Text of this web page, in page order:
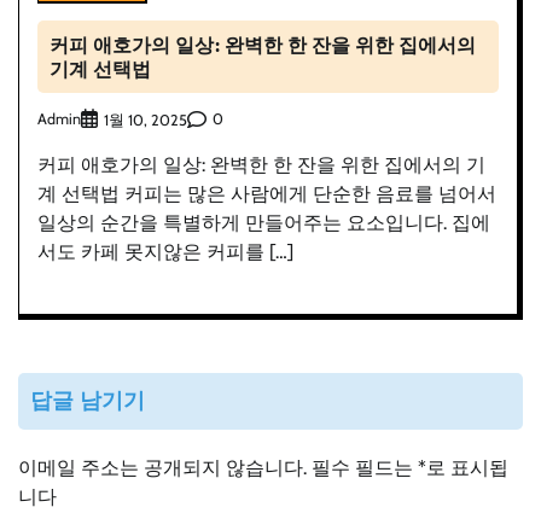
커피 애호가의 일상: 완벽한 한 잔을 위한 집에서의
기계 선택법
Admin 1월 10, 2025 0
커피 애호가의 일상: 완벽한 한 잔을 위한 집에서의 기
계 선택법 커피는 많은 사람에게 단순한 음료를 넘어서
일상의 순간을 특별하게 만들어주는 요소입니다. 집에
서도 카페 못지않은 커피를 […]
답글 남기기
이메일 주소는 공개되지 않습니다. 필수 필드는 *로 표시됩
니다